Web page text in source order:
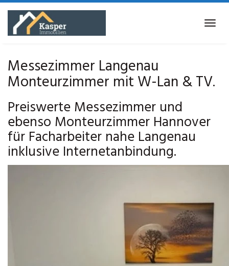
Skip
main
Messezimmer Langenau
Monteurzimmer mit W-Lan & TV.
Preiswerte Messezimmer und
ebenso Monteurzimmer Hannover
für Facharbeiter nahe Langenau
inklusive Internetanbindung.